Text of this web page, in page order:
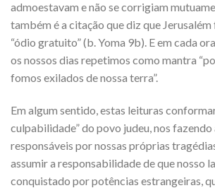
admoestavam e não se corrigiam
também é a citação que diz que
“ódio gratuito” (b. Yoma 9b). E em cada
os nossos dias repetimos como mantra
fomos exilados de nossa terra”.
Em algum sentido, estas leituras
culpabilidade” do povo judeu, nos
responsáveis por nossas próprias
assumir a responsabilidade de que nosso
conquistado por potências estrangeiras,